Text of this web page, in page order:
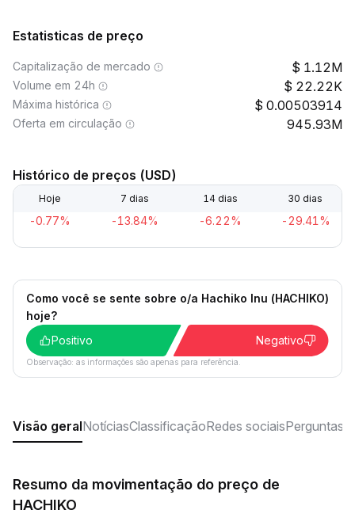
Estatisticas de preço
Capitalização de mercado 1.12M
Volume em 24h 22.22K
Máxima histórica 0.00503914
Oferta em circulação 945.93M
Histórico de preços (USD)
Hoje 7 dias 14 dias 30 dias
-0.77% -13.84% -6.22% -29.41%
Como você se sente sobre o/a Hachiko Inu (HACHIKO)
hoje?
Positivo
Negativo
Observação: as informações são apenas para referência.
Visão geralNotíciasClassificaçãoRedes sociaisPerguntas
Resumo da movimentação do preço de
HACHIKO